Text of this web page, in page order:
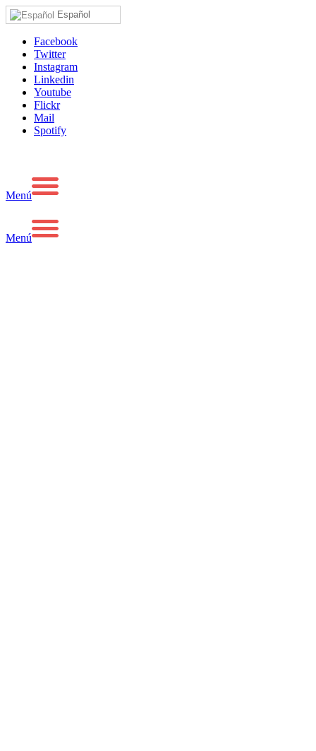
Español
Facebook
Twitter
Instagram
Linkedin
Youtube
Flickr
Mail
Spotify
Menú
Menú